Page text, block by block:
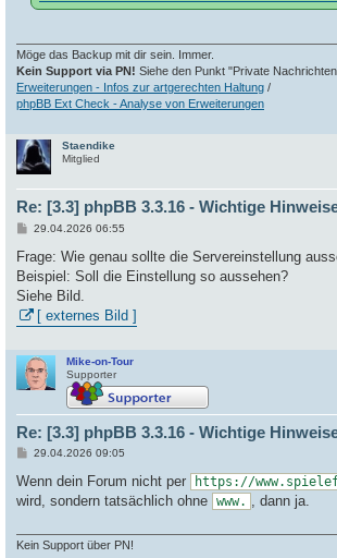
Möge das Backup mit dir sein. Immer.
Kein Support via PN! Siehe den Punkt "Private
Erweiterungen - Infos zur artgerechten Haltung /
phpBB Ext Check - Analyse von Erweiterungen
Staendike
Mitglied
Re: [3.3] phpBB 3.3.16 - Wichtige
B
i
r
a
29.04.2026 06:55
Frage: Wie genau sollte die Servereinstellung
Beispiel: Soll die Einstellung so aussehen?
Siehe Bild.
[ externes Bild ]
Mike-on-Tour
Supporter
Re: [3.3] phpBB 3.3.16 - Wichtige
B
i
r
29.04.2026 09:05
Wenn dein Forum nicht per https://
wird, sondern tatsächlich ohne www. , dann ja.
Kein Support über PN!